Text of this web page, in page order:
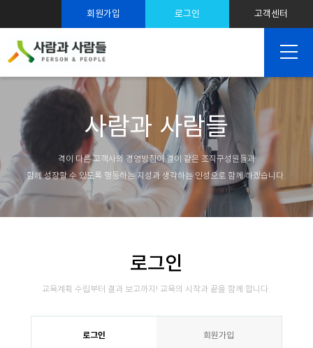
회원가입 로그인 고객센터
사람과 사람들
격이 다른 고객사의 경영방침이 결이 같은 조직구성원들과
함께 성장할 수 있도록 행동하는 지성과 생각하는 인성으로 함께 하겠습니다.
로그인
교육계획 수립부터 결과 보고까지! 교육의 시작과 끝을 함께 합니다.
로그인 회원가입